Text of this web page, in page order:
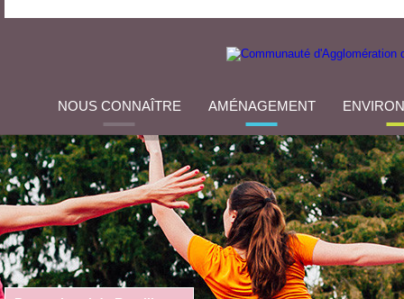
NOUS CONNAÎTRE AMÉNAGEMENT